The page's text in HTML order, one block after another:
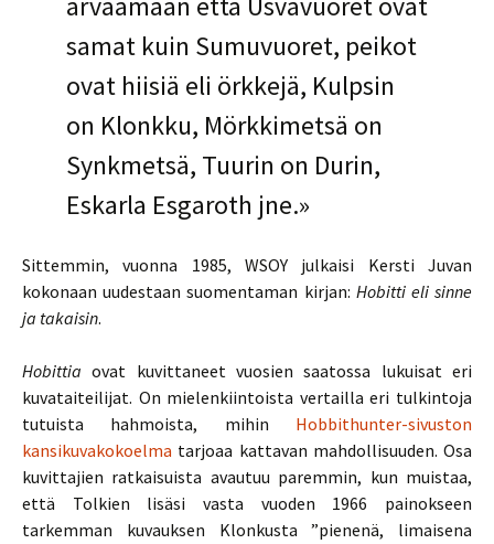
samat kuin Sumuvuoret, peikot
ovat hiisiä eli örkkejä, Kulpsin
on Klonkku, Mörkkimetsä on
Synkmetsä, Tuurin on Durin,
Eskarla Esgaroth jne.»
Sittemmin, vuonna 1985, WSOY julkaisi Kersti Juvan
kokonaan uudestaan suomentaman kirjan: Hobitti eli sinne
ja takaisin.
Hobittia ovat kuvittaneet vuosien saatossa lukuisat eri
kuvataiteilijat. On mielenkiintoista vertailla eri tulkintoja
tutuista hahmoista, mihin Hobbithunter-sivuston
kansikuvakokoelma tarjoaa kattavan mahdollisuuden. Osa
kuvittajien ratkaisuista avautuu paremmin, kun muistaa,
että Tolkien lisäsi vasta vuoden 1966 painokseen
tarkemman kuvauksen Klonkusta ”pienenä, limaisena